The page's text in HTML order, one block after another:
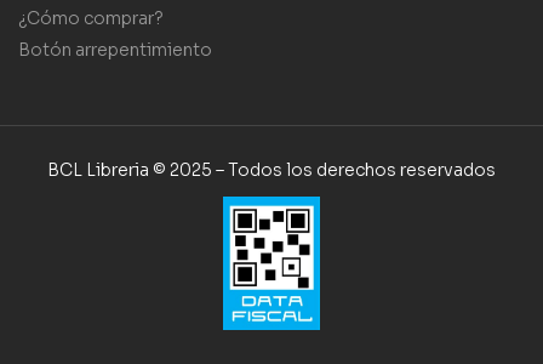
¿Cómo comprar?
Botón arrepentimiento
BCL Libreria © 2025 – Todos los derechos reservados